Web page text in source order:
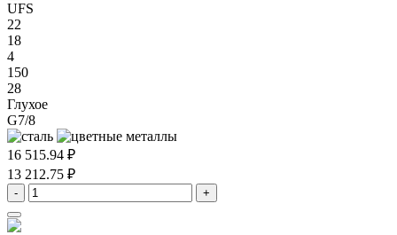
UFS
22
18
4
150
28
Глухое
G7/8
16 515.94 ₽
13 212.75 ₽
- +